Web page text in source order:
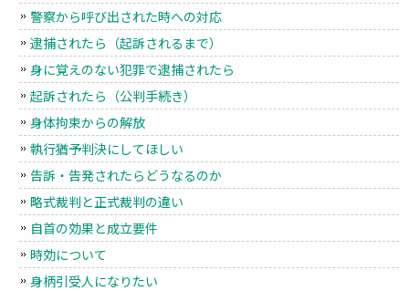
警察から呼び出された時への対応
逮捕されたら（起訴されるまで）
身に覚えのない犯罪で逮捕されたら
起訴されたら（公判手続き）
身体拘束からの解放
執行猶予判決にしてほしい
告訴・告発されたらどうなるのか
略式裁判と正式裁判の違い
自首の効果と成立要件
時効について
身柄引受人になりたい